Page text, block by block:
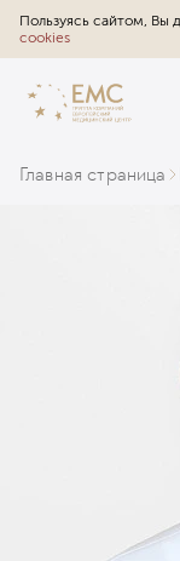
Пользуясь сайтом, Вы
cookies
Главная страница